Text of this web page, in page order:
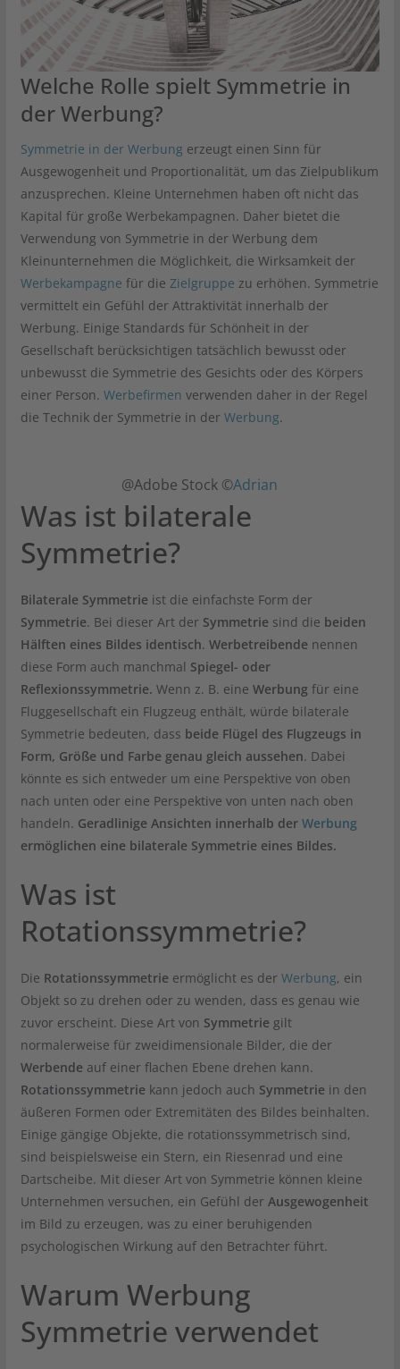
Welche Rolle spielt Symmetrie in
der Werbung?
Symmetrie in der Werbung erzeugt einen Sinn für
Ausgewogenheit und Proportionalität, um das Zielpublikum
anzusprechen. Kleine Unternehmen haben oft nicht das
Kapital für große Werbekampagnen. Daher bietet die
Verwendung von Symmetrie in der Werbung dem
Kleinunternehmen die Möglichkeit, die Wirksamkeit der
Werbekampagne für die Zielgruppe zu erhöhen. Symmetrie
vermittelt ein Gefühl der Attraktivität innerhalb der
Werbung. Einige Standards für Schönheit in der
Gesellschaft berücksichtigen tatsächlich bewusst oder
unbewusst die Symmetrie des Gesichts oder des Körpers
einer Person. Werbefirmen verwenden daher in der Regel
die Technik der Symmetrie in der Werbung.
@Adobe Stock ©Adrian
Was ist bilaterale
Symmetrie?
Bilaterale Symmetrieist die einfachste Form der
Symmetrie. Bei dieser Art der Symmetriesind die beiden
Hälften eines Bildes identisch. Werbetreibendenennen
diese Form auch manchmal Spiegel- oder
Reflexionssymmetrie. Wenn z. B. eine Werbungfür eine
Fluggesellschaft ein Flugzeug enthält, würde bilaterale
Symmetrie bedeuten, dass beide Flügel des Flugzeugs in
Form, Größe und Farbe genau gleich aussehen. Dabei
könnte es sich entweder um eine Perspektive von oben
nach unten oder eine Perspektive von unten nach oben
handeln. Geradlinige Ansichten innerhalb der Werbung
ermöglichen eine bilaterale Symmetrie eines Bildes.
Was ist
Rotationssymmetrie?
Die Rotationssymmetrieermöglicht es der Werbung, ein
Objekt so zu drehen oder zu wenden, dass es genau wie
zuvor erscheint. Diese Art von Symmetriegilt
normalerweise für zweidimensionale Bilder, die der
Werbendeauf einer flachen Ebene drehen kann.
Rotationssymmetriekann jedoch auch Symmetriein den
äußeren Formen oder Extremitäten des Bildes beinhalten.
Einige gängige Objekte, die rotationssymmetrisch sind,
sind beispielsweise ein Stern, ein Riesenrad und eine
Dartscheibe. Mit dieser Art von Symmetrie können kleine
Unternehmen versuchen, ein Gefühl der Ausgewogenheit
im Bild zu erzeugen, was zu einer beruhigenden
psychologischen Wirkung auf den Betrachter führt.
Warum Werbung
Symmetrie verwendet